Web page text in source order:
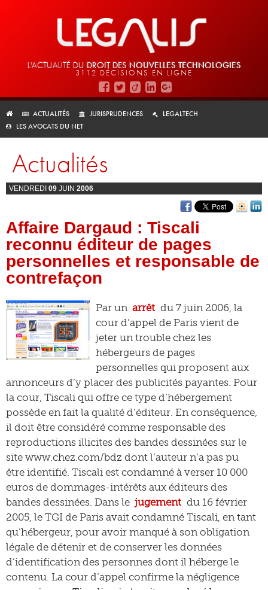
L'ACTUALITÉ DU DROIT DES NOUVELLES TECHNOLOGIES
3112 DÉCISIONS EN LIGNE
ACTUALITÉS JURISPRUDENCES
LEGALTECH
LES AVOCATS DU NET
Actualités
VENDREDI 09 JUIN 2006
Affaire Dargaud : Tiscali
reconnu éditeur de pages
personnelles et responsable de
contrefaçon
Par un arrêt du 7 juin 2006, la
cour d’appel de Paris vient de
jeter un trouble chez les
hébergeurs de pages
personnelles qui proposent aux
annonceurs d’y placer des publicités payantes. Pour
la cour, Tiscali qui offre ce type d’hébergement
possède en fait la qualité d’éditeur. En conséquence,
il doit être considéré comme responsable des
reproductions illicites des bandes dessinées sur le
site www.chez.com/bdz dont l’auteur n’a pas pu
être identifié. Tiscali est condamné à verser 10 000
euros de dommages-intérêts aux éditeurs des
bandes dessinées. Dans le jugement du 16 février
2005, le TGI de Paris avait condamné Tiscali, en tant
qu’hébergeur, pour avoir manqué à son obligation
légale de détenir et de conserver les données
d’identification des personnes dont il héberge le
contenu. La cour d’appel confirme la négligence